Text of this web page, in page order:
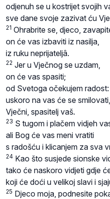
odjenuh se u kostrijet svojih
sve dane svoje zazivat ću
21 Ohrabrite se, djeco,
on će vas izbaviti iz nasilja,
iz ruku neprijateljâ.
22 Jer u Vječnog se uzdam,
on će vas spasiti;
od Svetoga očekujem radost:
uskoro na vas će se smilovati,
Vječni, spasitelj vaš.
23 S tugom i plačem vidjeh
ali Bog će vas meni vratiti
s radošću i klicanjem za sva
24 Kao što susjede sionske
tako će naskoro vidjeti gdje
koji će doći u velikoj slavi i
25 Djeco moja, podnesite